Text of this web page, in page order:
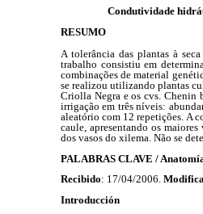
Condutividade
RESUMO
A tolerância das plantas à
trabalho consistiu em
combinações de material
se realizou utilizando plantas
Criolla Negra e os cvs. Chenin
irrigação em três níveis:
aleatório com 12 repetições. A
caule, apresentando os
dos vasos do xilema. Não se
PALABRAS CLAVE /
Recibido: 17/04/2006.
Introducción